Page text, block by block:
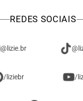
REDES SOCIAIS
@lizie.br
/liziebr /